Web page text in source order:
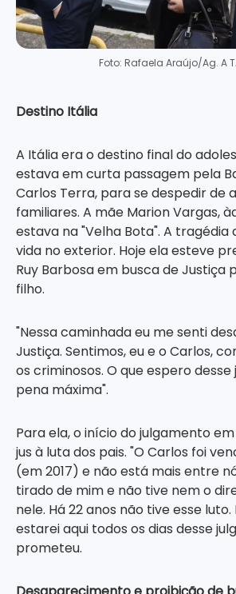
Foto: Rafaela Araújo/Ag. A
Destino Itália
A Itália era o destino final do
estava em curta passagem pela
Carlos Terra, para se despedir de
familiares. A mãe Marion Vargas,
estava na "Velha Bota". A tragédia
vida no exterior. Hoje ela esteve
Ruy Barbosa em busca de Justiça
filho.
"Nessa caminhada eu me senti
Justiça. Sentimos, eu e o Carlos,
os criminosos. O que espero
pena máxima".
Para ela, o início do julgamento
jus à luta dos pais. "O Carlos foi
(em 2017) e não está mais entre
tirado de mim e não tive nem o
nele. Há 22 anos não tive esse
estarei aqui todos os dias desse
prometeu.